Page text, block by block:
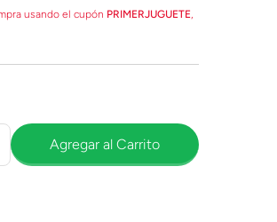
usando el cupón PRIMERJUGUETE,
Agregar al Carrito